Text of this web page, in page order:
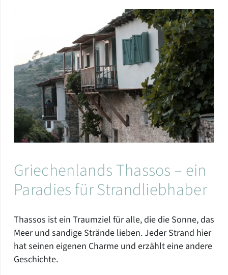
Griechenlands Thassos – ein
Paradies für Strandliebhaber
Thassos ist ein Traumziel für alle, die die Sonne, das
Meer und sandige Strände lieben. Jeder Strand hier
hat seinen eigenen Charme und erzählt eine andere
Geschichte.